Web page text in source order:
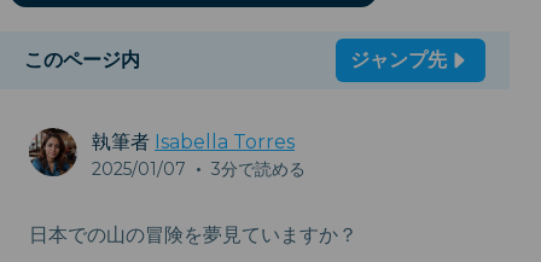
このページ内 ジャンプ先
執筆者 Isabella Torres
2025/01/07 • 3分で読める
日本での山の冒険を夢見ていますか？